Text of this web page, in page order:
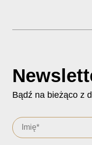
Bądź na bieżąco z